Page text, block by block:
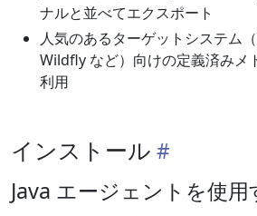
ナルと並べてエクスポート
人気のあるターゲットシステム
Wildfly など）向けの定義済みメ
利用
インストール
Java エージェントを使用